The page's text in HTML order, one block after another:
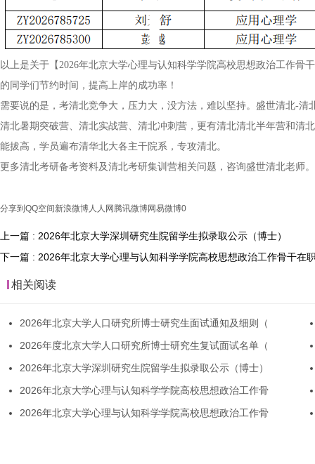
以上是关于【2026年北京大学心理与认知科学学院高校思想政治工作
的同学们节约时间，提高上岸的成功率！
需要说的是，考清北竞争大，压力大，没方法，难以坚持。盛世清北-
清北暑期突破营、清北实战营、清北冲刺营，更有清北清北半年营和清
能拔高，学员遍布清华北大各主干院系，专攻清北。
更多清北考研备考资料及清北考研集训营相关问题，咨询盛世清北老师。
分享到 QQ空间 新浪微博人人网 腾讯微博网易微博0
上一篇 : 2026年北京大学深圳研究生院留学生拟录取公示（博士）
下一篇 : 2026年北京大学心理与认知科学学院高校思想政治工作骨干在
相关阅读
2026年北京大学人口研究所博士研究生面试通知及细则（
2026年度北京大学人口研究所博士研究生复试面试名单（
2026年北京大学深圳研究生院留学生拟录取公示（博士）
2026年北京大学心理与认知科学学院高校思想政治工作骨
2026年北京大学心理与认知科学学院高校思想政治工作骨